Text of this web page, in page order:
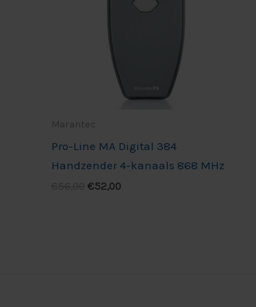
Marantec
Pro-Line MA Digital 384
Handzender 4-kanaals 868 MHz
€52,00